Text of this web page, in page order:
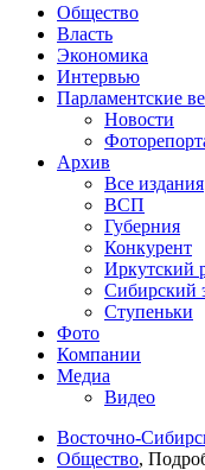
Общество
Власть
Экономика
Интервью
Парламентские
Новости
Архив
Все издания
ВСП
Губерния
Конкурент
Иркутский
Сибирский
Ступеньки
Фото
Компании
Медиа
Видео
Восточно-
Общество,